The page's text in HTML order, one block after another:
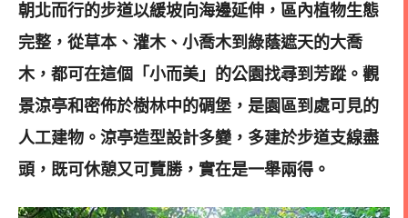
朝北而行的步道以緩坡向海邊延伸，區內植物生態
完整，從草本、灌木、小喬木到綠蔭遮天的大喬
木，都可在這個「小而美」的公園找尋到芳蹤。觀
景涼亭和密佈於樹林中的碉堡，是園區到處可見的
人工建物。涼亭造型設計多變，多建於步道支線盡
頭，既可休憩又可覽勝，實在是一舉兩得。